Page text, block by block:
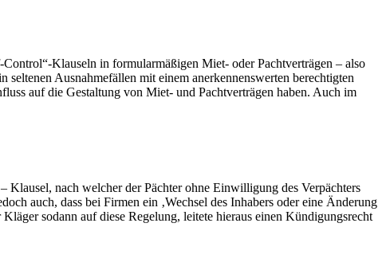
Klauseln in formularmäßigen Miet- oder Pachtverträgen – also
Ausnahmefällen mit einem anerkennenswerten berechtigten
auf die Gestaltung von Miet- und Pachtverträgen haben. Auch im
Klausel, nach welcher der Pächter ohne Einwilligung des Verpächters
auch, dass bei Firmen ein ‚Wechsel des Inhabers oder eine Änderung
sodann auf diese Regelung, leitete hieraus einen Kündigungsrecht